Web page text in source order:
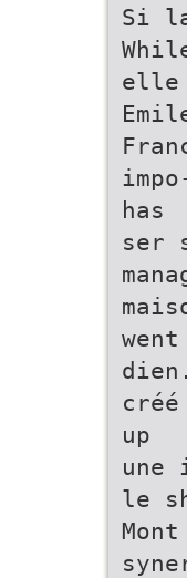
Si
elle
has
ser
up
une
le